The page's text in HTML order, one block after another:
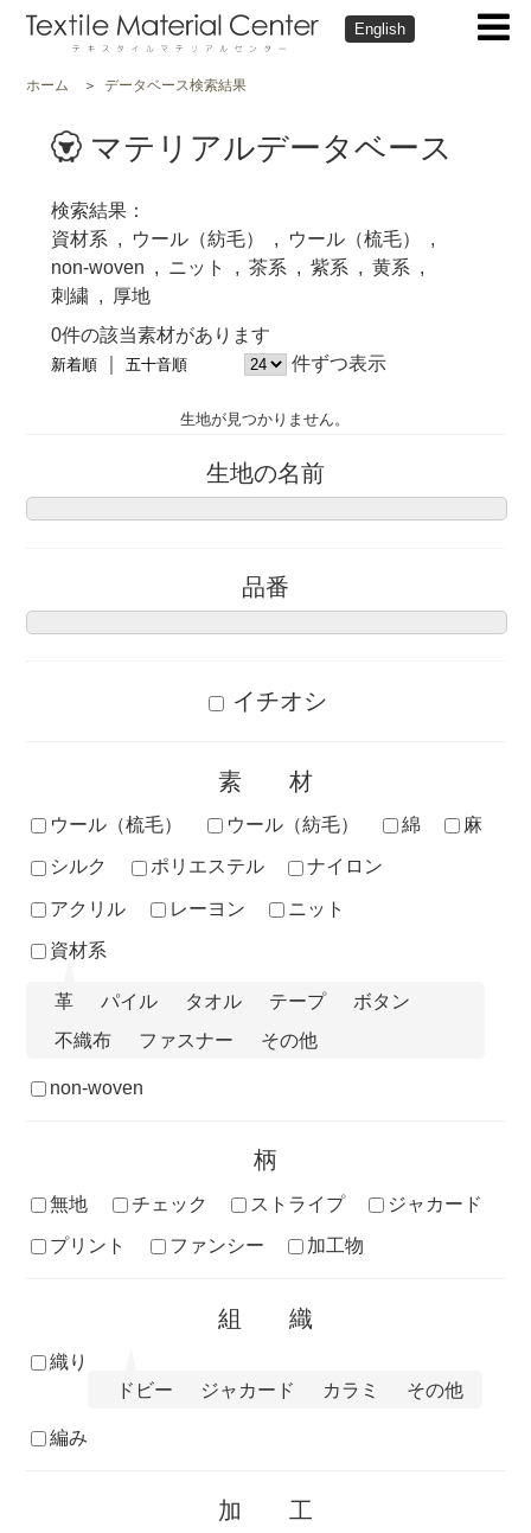
English
ホーム データベース検索結果
マテリアルデータベース
検索結果
資材系
ウール（紡毛）
ウール（梳毛）
non-woven
ニット 茶系 紫系
黄系
刺繍
厚地
0件の該当素材があります
新着順 五十音順 件ずつ表示
生地が見つかりません。
生地の名前
品番
イチオシ
素材
ウール（梳毛） ウール（紡毛） 綿
麻
シルク
ポリエステル
ナイロン
アクリル
レーヨン
ニット
資材系
革 パイル タオル テープ
ボタン
不織布
ファスナー その他
non-woven
柄
無地 チェック ストライプ
ジャカード
プリント
ファンシー 加工物
組織
織り
ドビー
ジャカード カラミ その他
編み
加工